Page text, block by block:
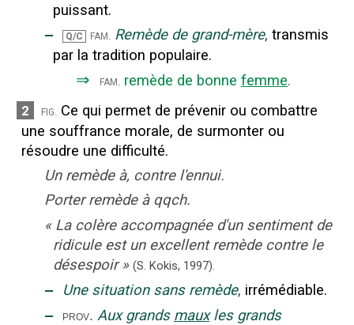
puissant.
‒ Q/C fam. Remède de grand-mère, transmis
par la tradition populaire.
⇒ fam. remède de bonne femme.
2 fig. Ce qui permet de prévenir ou combattre
une souffrance morale, de surmonter ou
résoudre une difficulté.
Un remède à, contre l'ennui.
Porter remède à qqch.
« La colère accompagnée d'un sentiment de
ridicule est un excellent remède contre le
désespoir » (S. Kokis, 1997).
‒ Une situation sans remède, irrémédiable.
‒ prov. Aux grands maux les grands